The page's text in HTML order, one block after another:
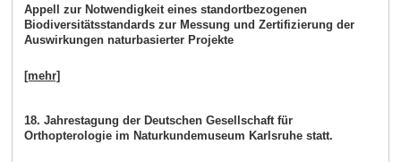
Appell zur Notwendigkeit eines standortbezogenen
Biodiversitätsstandards zur Messung und Zertifizierung der
Auswirkungen naturbasierter Projekte
[mehr]
18. Jahrestagung der Deutschen Gesellschaft für
Orthopterologie im Naturkundemuseum Karlsruhe statt.